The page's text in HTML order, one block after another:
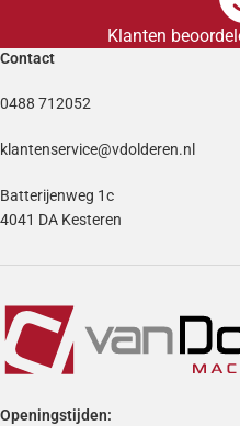
Klanten
Contact
0488 712052
klantenservice@vdolderen.nl
Batterijenweg 1c
4041 DA Kesteren
Openingstijden: